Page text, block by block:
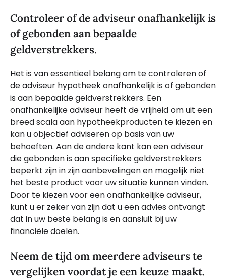
Controleer of de adviseur onafhankelijk is
of gebonden aan bepaalde
geldverstrekkers.
Het is van essentieel belang om te controleren of
de adviseur hypotheek onafhankelijk is of gebonden
is aan bepaalde geldverstrekkers. Een
onafhankelijke adviseur heeft de vrijheid om uit een
breed scala aan hypotheekproducten te kiezen en
kan u objectief adviseren op basis van uw
behoeften. Aan de andere kant kan een adviseur
die gebonden is aan specifieke geldverstrekkers
beperkt zijn in zijn aanbevelingen en mogelijk niet
het beste product voor uw situatie kunnen vinden.
Door te kiezen voor een onafhankelijke adviseur,
kunt u er zeker van zijn dat u een advies ontvangt
dat in uw beste belang is en aansluit bij uw
financiële doelen.
Neem de tijd om meerdere adviseurs te
vergelijken voordat je een keuze maakt.